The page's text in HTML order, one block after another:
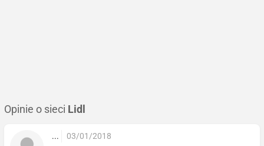
Opinie o sieci Lidl
... 03/01/2018